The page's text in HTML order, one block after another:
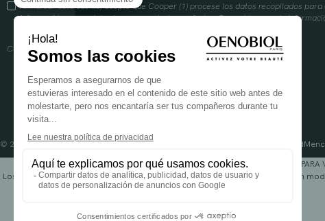
Al marcar esta casilla, acepto que Cooper (1) procese los datos recopilados para
información comercial sobre sus productos y ofertas. Para obtener más
Cooperación farmacéutica francesa, RCS Melun 399 227 636
© 2024 OENOBIOL PARISCondiciones Generales de Uso Política de Privacidad
PARA
Los complementos alimenticios tienen que ser utilizados en el cuadro de un